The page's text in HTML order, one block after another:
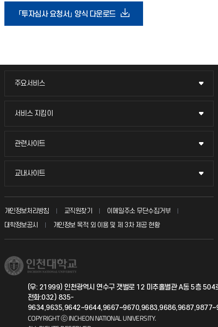
「투자심사 요청서」 양식 다운로드
주요서비스
주요서비스
교무회의방송
입학안내
취업정보(학생)
서비스 지킴이
서비스 지킴이
묻고 답하기
칭찬마당
학생서비스 지킴이
관련사이트
관련사이트
국방헬프콜
총동문회
교내사이트
교내사이트
교수회
교육혁신본부
국제지원과
공자아카데미
기초교육원
개인정보처리방침 교직원찾기
이메일주소 무단수집거부
대학정보공시
개인정보 목적 외 이용 및 제 3차 제공 현황
(우: 21999) 인천광역시 연수구 갯벌로 12 미추홀별관 A동 5층 504
전화:032) 835-
COPYRIGHT ⓒ INCHEON NATIONAL UNIVERSITY.